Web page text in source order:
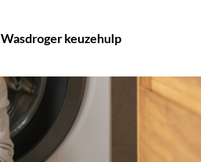
Wasdroger keuzehulp